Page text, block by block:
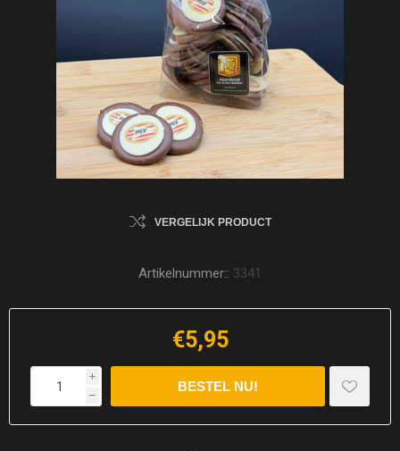
VERGELIJK PRODUCT
Artikelnummer:: 3341
€5,95
i
h